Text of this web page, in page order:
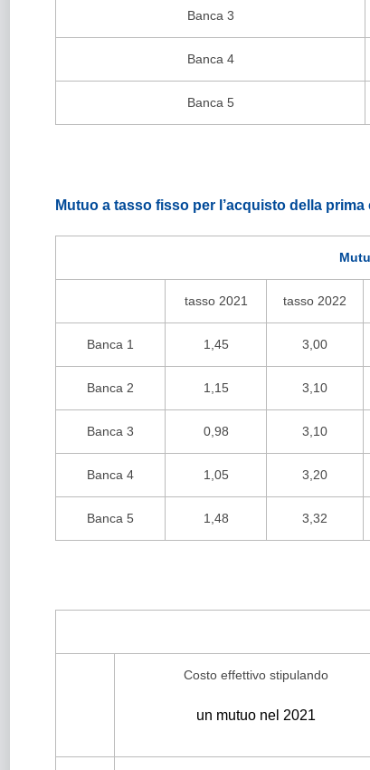
Banca 3
Banca 4
Banca 5
Mutuo a tasso fisso per l’acquisto della prima
tasso 2021 tasso 2022
Banca 1 1,45 3,00
Banca 2 1,15 3,10
Banca 3 0,98 3,10
Banca 4 1,05 3,20
Banca 5 1,48 3,32
Costo effettivo stipulando
un mutuo nel 2021